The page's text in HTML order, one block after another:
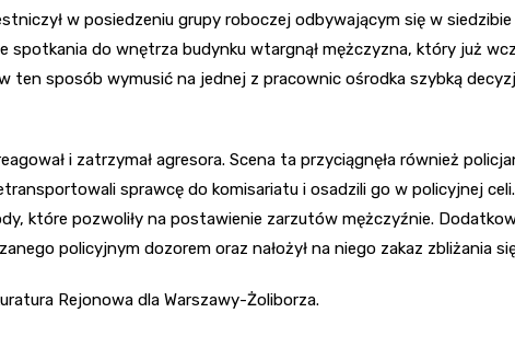
w posiedzeniu grupy roboczej odbywającym się w siedzibie
spotkania do wnętrza budynku wtargnął mężczyzna, który już
ten sposób wymusić na jednej z pracownic ośrodka szybką
i zatrzymał agresora. Scena ta przyciągnęła również
sprawcę do komisariatu i osadzili go w policyjnej celi.
które pozwoliły na postawienie zarzutów mężczyźnie.
policyjnym dozorem oraz nałożył na niego zakaz zbliżania
Rejonowa dla Warszawy-Żoliborza.